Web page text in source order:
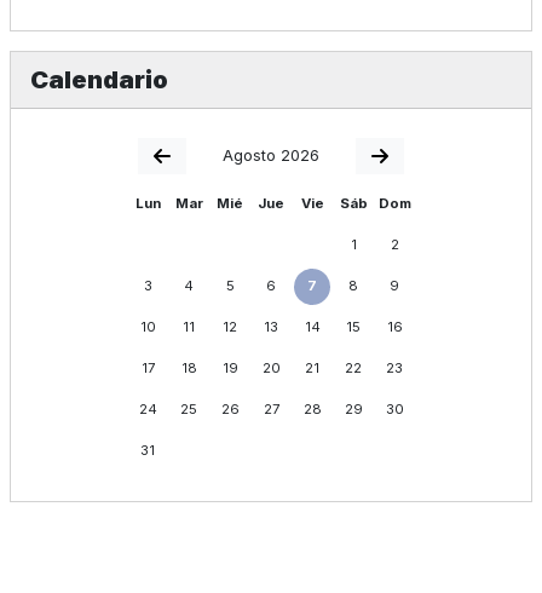
Calendario
Agosto 2026
Lun Mar Mié Jue Vie Sáb Dom
1 2
3 4 5 6 7 8 9
10 11 12 13 14 15 16
17 18 19 20 21 22 23
24 25 26 27 28 29 30
31